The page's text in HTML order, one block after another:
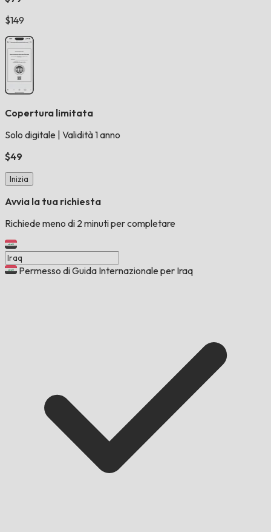
$149
Copertura limitata
Solo digitale Validità 1 anno
$49
Inizia
Avvia la tua richiesta
Richiede meno di 2 minuti per completare
Permesso di Guida Internazionale per Iraq